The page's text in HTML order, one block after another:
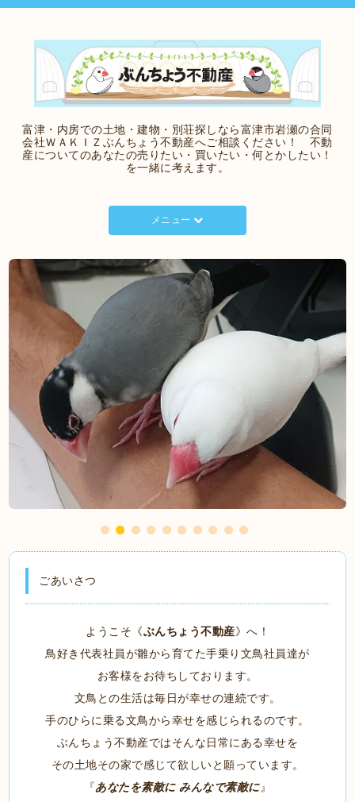
富津・内房での土地・建物・別荘探しなら富津市岩瀬の合同
会社ＷＡＫＩＺぶんちょう不動産へご相談ください！ 不動
産についてのあなたの売りたい・買いたい・何とかしたい！
を一緒に考えます。
メニュー
ごあいさつ
ようこそ《ぶんちょう不動産》へ！
鳥好き代表社員が雛から育てた手乗り文鳥社員達が
お客様をお待ちしております。
文鳥との生活は毎日が幸せの連続です。
手のひらに乗る文鳥から幸せを感じられるのです。
ぶんちょう不動産ではそんな日常にある幸せを
その土地その家で感じて欲しいと願っています。
『あなたを素敵に みんなで素敵に』